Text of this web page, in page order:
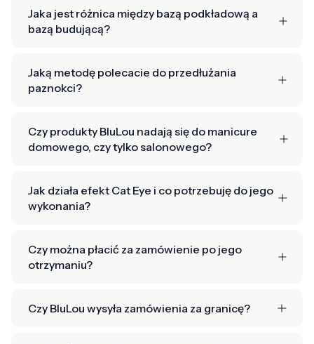
Jaka jest różnica między bazą podkładową a
bazą budującą?
Jaką metodę polecacie do przedłużania
paznokci?
Czy produkty BluLou nadają się do manicure
domowego, czy tylko salonowego?
Jak działa efekt Cat Eye i co potrzebuję do jego
wykonania?
Czy można płacić za zamówienie po jego
otrzymaniu?
Czy BluLou wysyła zamówienia za granicę?